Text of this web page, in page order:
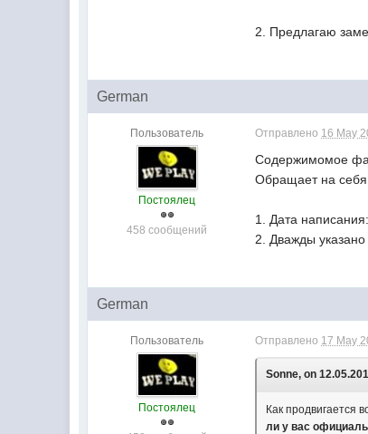
2. Предлагаю
German
Пользователь
Постоялец
458 сообщений
Отправлено 16 May
Содержимомое
Обращает на
1. Дата
2. Дважды
German
Пользователь
Постоялец
Отправлено 17 May
Sonne, on
Как продвигается
ли у вас